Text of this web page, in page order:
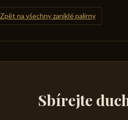
Zpět na všechny zaniklé palírny
Sbírejte